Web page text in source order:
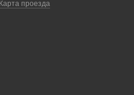
Карта проезда